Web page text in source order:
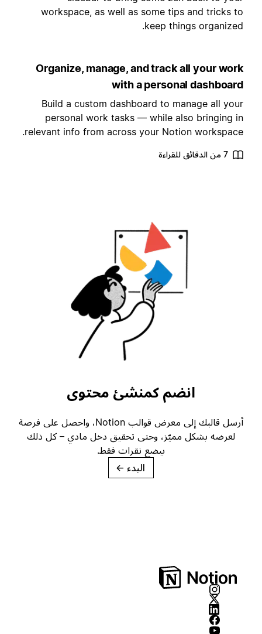
workspace, as well as some tips and tricks
keep things
Organize, manage, and track all your
with a personal
Build a custom dashboard to manage all
personal work tasks — while also bringing
relevant info from across your Notion
انضم كمنشئ محتوى
أرسل قالبك إلى معرض قوالب Notion، واحصل على فرصة
لعرضه بشكل مميّز، وحتى تحقيق دخل مادي – كل ذلك
ببضع نقرات فقط.
→